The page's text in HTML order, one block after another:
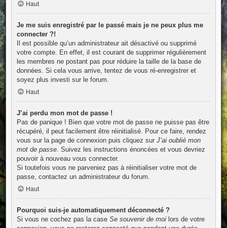
Haut
Je me suis enregistré par le passé mais je ne peux plus me
connecter ?!
Il est possible qu’un administrateur ait désactivé ou supprimé
votre compte. En effet, il est courant de supprimer régulièrement
les membres ne postant pas pour réduire la taille de la base de
données. Si cela vous arrive, tentez de vous ré-enregistrer et
soyez plus investi sur le forum.
Haut
J’ai perdu mon mot de passe !
Pas de panique ! Bien que votre mot de passe ne puisse pas être
récupéré, il peut facilement être réinitialisé. Pour ce faire, rendez
vous sur la page de connexion puis cliquez sur J’ai oublié mon
mot de passe. Suivez les instructions énoncées et vous devriez
pouvoir à nouveau vous connecter.
Si toutefois vous ne parveniez pas à réinitialiser votre mot de
passe, contactez un administrateur du forum.
Haut
Pourquoi suis-je automatiquement déconnecté ?
Si vous ne cochez pas la case Se souvenir de moilors de votre